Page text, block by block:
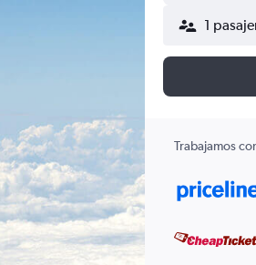
1
Trabajamos